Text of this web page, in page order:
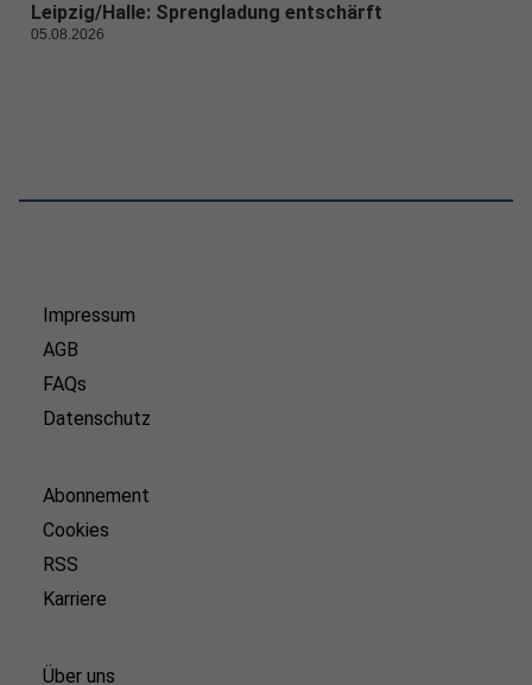
Leipzig/Halle: Sprengladung entschärft
05.08.2026
Impressum
AGB
FAQs
Datenschutz
Abonnement
Cookies
RSS
Karriere
Über uns